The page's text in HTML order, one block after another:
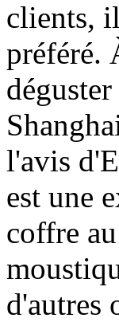
clients,
préféré.
l'avis
est une
coffre
d'autres